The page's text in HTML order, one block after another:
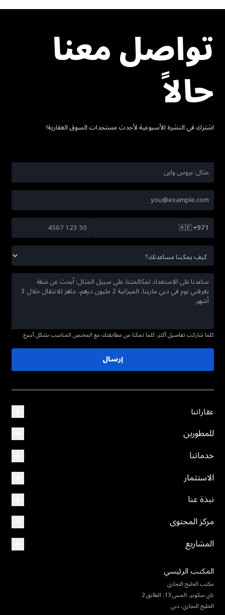
تواصل معنا
حالاً
اشترك في النشرة الأسبوعية لأحدث مستجدات السوق العقارية!
🇦🇪+971
كلما شاركت تفاصيل أكثر، كلما تمكنا من مطابقتك مع المختص المناسب بشكل أسرع.
إرسال
عقاراتنا
للمطورين
خدماتنا
الاستثمار
نبذة عنا
مركز المحتوى
المشاريع
المكتب الرئيسي